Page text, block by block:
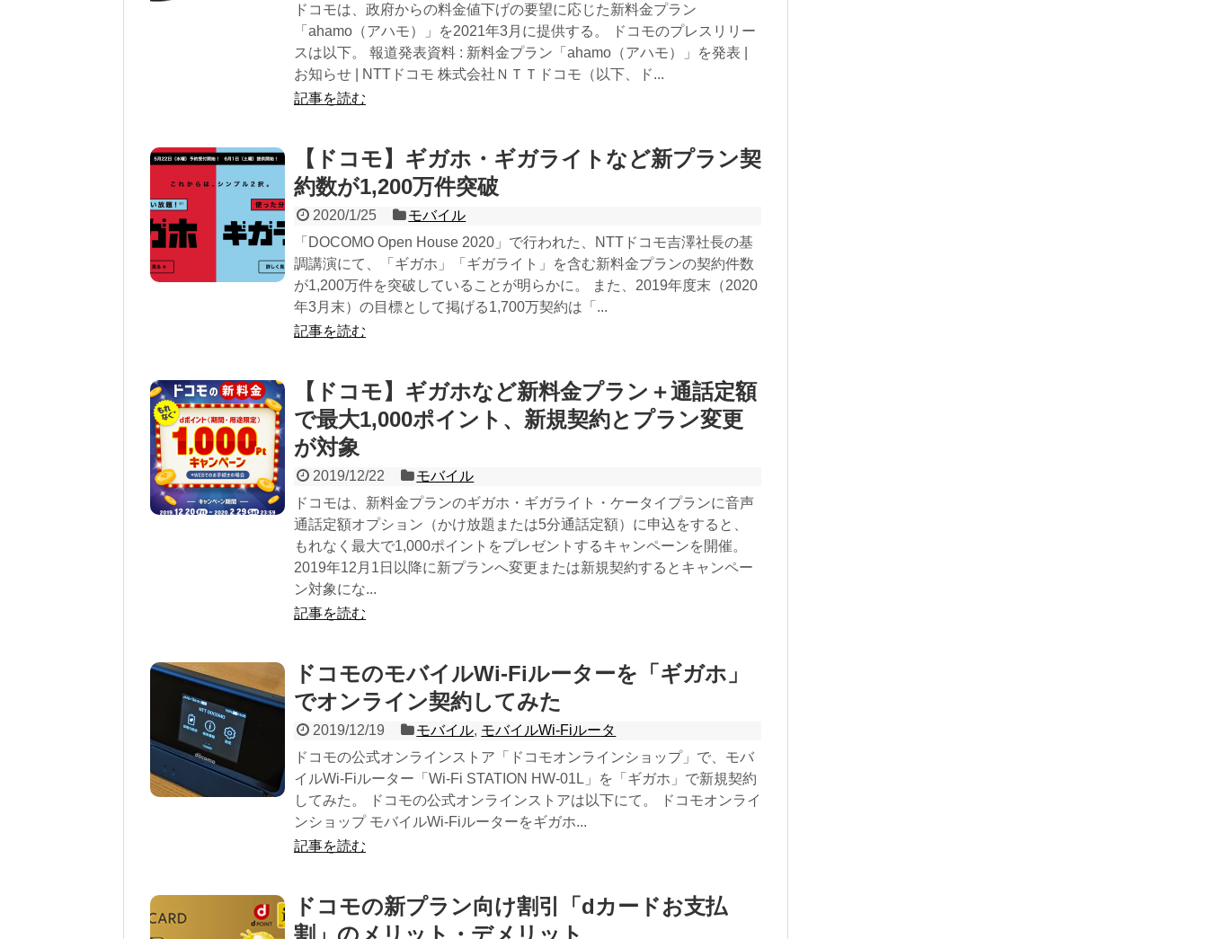
ドコモは、政府からの料金値下げの要望に応じた新料金プラン
「ahamo（アハモ）」を2021年3月に提供する。 ドコモのプレスリリー
スは以下。 報道発表資料 : 新料金プラン「ahamo（アハモ）」を発表 |
お知らせ | NTTドコモ 株式会社ＮＴＴドコモ（以下、ド...
記事を読む
【ドコモ】ギガホ・ギガライトなど新プラン契
約数が1,200万件突破
2020/1/25
モバイル
「DOCOMO Open House 2020」で行われた、NTTドコモ吉澤社長の基
調講演にて、「ギガホ」「ギガライト」を含む新料金プランの契約件数
が1,200万件を突破していることが明らかに。 また、2019年度末（2020
年3月末）の目標として掲げる1,700万契約は「...
記事を読む
【ドコモ】ギガホなど新料金プラン＋通話定額
で最大1,000ポイント、新規契約とプラン変更
が対象
2019/12/22
モバイル
ドコモは、新料金プランのギガホ・ギガライト・ケータイプランに音声
通話定額オプション（かけ放題または5分通話定額）に申込をすると、
もれなく最大で1,000ポイントをプレゼントするキャンペーンを開催。
2019年12月1日以降に新プランへ変更または新規契約するとキャンペー
ン対象にな...
記事を読む
ドコモのモバイルWi-Fiルーターを「ギガホ」
でオンライン契約してみた
2019/12/19 モバイル, モバイルWi-Fiルータ
ドコモの公式オンラインストア「ドコモオンラインショップ」で、モバ
イルWi-Fiルーター「Wi-Fi STATION HW-01L」を「ギガホ」で新規契約
してみた。 ドコモの公式オンラインストアは以下にて。 ドコモオンライ
ンショップ モバイルWi-Fiルーターをギガホ...
記事を読む
ドコモの新プラン向け割引「dカードお支払
割」のメリット・デメリット